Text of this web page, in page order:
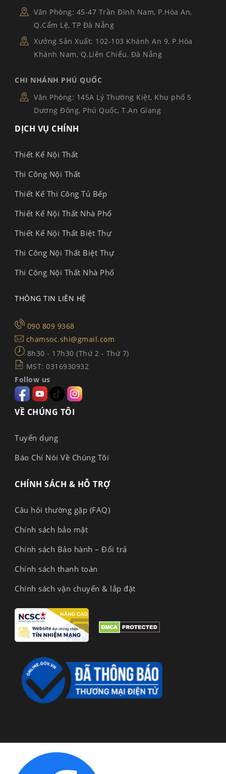
Văn Phòng: 45-47 Trần Đình Nam, P.Hòa An,
Q.Cẩm Lệ, TP Đà Nẵng
Xưởng Sản Xuất: 102-103 Khánh An 9, P.Hòa
Khánh Nam, Q.Liên Chiểu, Đà Nẵng
CHI NHÁNH PHÚ QUỐC
Văn Phòng: 145A Lý Thường Kiệt, Khu phố 5
Dương Đông, Phú Quốc, T.An Giang
DỊCH VỤ CHÍNH
Thiết Kế Nội Thất
Thi Công Nội Thất
Thiết Kế Thi Công Tủ Bếp
Thiết Kế Nội Thất Nhà Phố
Thiết Kế Nội Thất Biệt Thự
Thi Công Nội Thất Biệt Thự
Thi Công Nội Thất Nhà Phố
THÔNG TIN LIÊN HỆ
090 809 9368
chamsoc.shi@gmail.com
8h30 - 17h30 (Thứ 2 - Thứ 7)
MST: 0316930932
Follow us
VỀ CHÚNG TÔI
Tuyển dụng
Báo Chí Nói Về Chúng Tôi
CHÍNH SÁCH & HỖ TRỢ
Câu hỏi thường gặp (FAQ)
Chính sách bảo mật
Chính sách Bảo hành – Đổi trả
Chính sách thanh toán
Chính sách vận chuyển & lắp đặt